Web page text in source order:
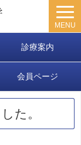
MENU
診療案内
会員ページ
た。